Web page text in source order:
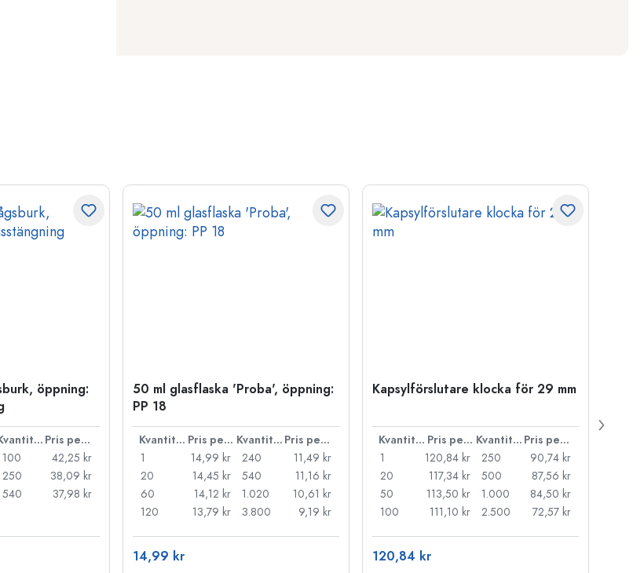
öppning:
Kvantitet
Pris per styck
100
42,25 kr
250
38,09 kr
540
37,98 kr
50 ml glasflaska 'Proba', öppning:
PP 18
Kvantitet Pris per styck Kvantitet
Pris per styck
1
14,99 kr
20
14,45 kr
60
14,12 kr
120
13,79 kr
240
11,49 kr
540
11,16 kr
1.020
10,61 kr
3.800
9,19 kr
14,99 kr
Kapsylförslutare klocka för 29 mm
Kvantitet Pris per styck Kvantitet
Pris per styck
1
120,84 kr
20
117,34 kr
50
113,50 kr
100
111,10 kr
250
90,74 kr
500
87,56 kr
1.000
84,50 kr
2.500
72,57 kr
120,84 kr